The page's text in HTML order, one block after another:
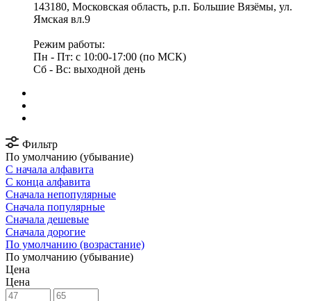
143180, Московская область, р.п. Большие Вязёмы, ул.
Ямская вл.9
Режим работы:
Пн - Пт: с 10:00-17:00 (по МСК)
Сб - Вс: выходной день
Фильтр
По умолчанию (убывание)
С начала алфавита
С конца алфавита
Сначала непопулярные
Сначала популярные
Сначала дешевые
Сначала дорогие
По умолчанию (возрастание)
По умолчанию (убывание)
Цена
Цена